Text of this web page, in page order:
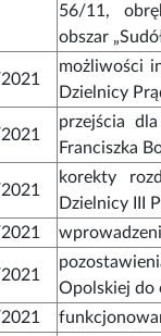
56/11,
obszar
możliwości
Dzielnicy
przejścia
Franciszka
korekty
Dzielnicy III
Opolskiej do